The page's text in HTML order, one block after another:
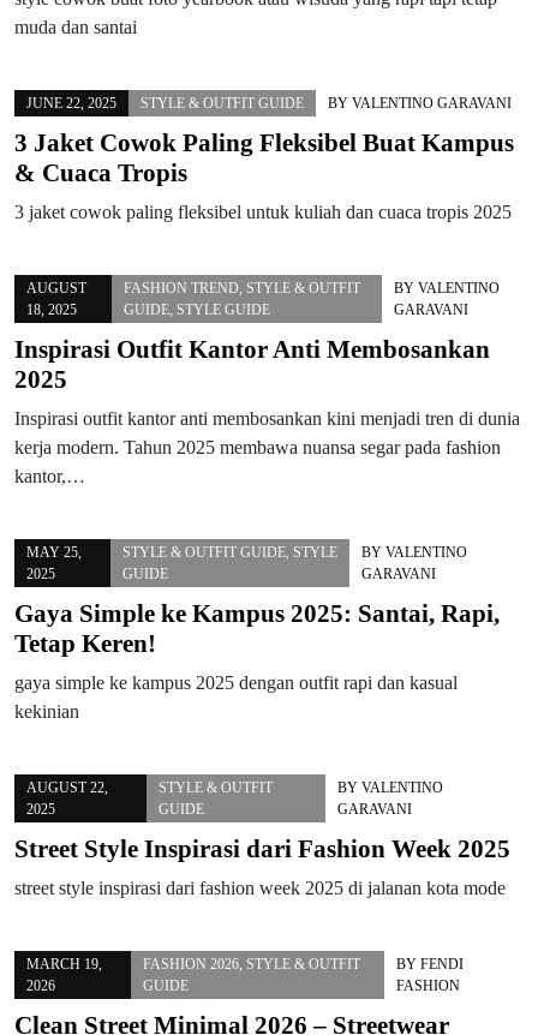
muda dan santai
JUNE 22, 2025 STYLE & OUTFIT GUIDE BY VALENTINO GARAVANI
3 Jaket Cowok Paling Fleksibel Buat Kampus
& Cuaca Tropis
3 jaket cowok paling fleksibel untuk kuliah dan cuaca tropis 2025
AUGUST
18, 2025
FASHION TREND STYLE & OUTFIT
GUIDE, STYLE GUIDE
BYVALENTINO
GARAVANI
Inspirasi Outfit Kantor Anti Membosankan
2025
Inspirasi outfit kantor anti membosankan kini menjadi tren di dunia
kerja modern. Tahun 2025 membawa nuansa segar pada fashion
kantor,…
MAY 25,
2025
STYLE & OUTFIT GUIDE, STYLE
GUIDE
BYVALENTINO
GARAVANI
Gaya Simple ke Kampus 2025: Santai, Rapi,
Tetap Keren!
gaya simple ke kampus 2025 dengan outfit rapi dan kasual
kekinian
AUGUST 22,
2025
STYLE & OUTFIT
GUIDE
BY VALENTINO
GARAVANI
Street Style Inspirasi dari Fashion Week 2025
street style inspirasi dari fashion week 2025 di jalanan kota mode
MARCH 19,
2026
FASHION 2026 STYLE & OUTFIT
GUIDE
BY FENDI
FASHION
Clean Street Minimal 2026 – Streetwear